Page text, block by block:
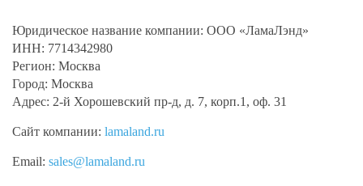
Юридическое название компании: ООО «ЛамаЛэнд»
ИНН: 7714342980
Регион: Москва
Город: Москва
Адрес: 2-й Хорошевский пр-д, д. 7, корп.1, оф. 31
Сайт компании: lamaland.ru
Email: sales@lamaland.ru